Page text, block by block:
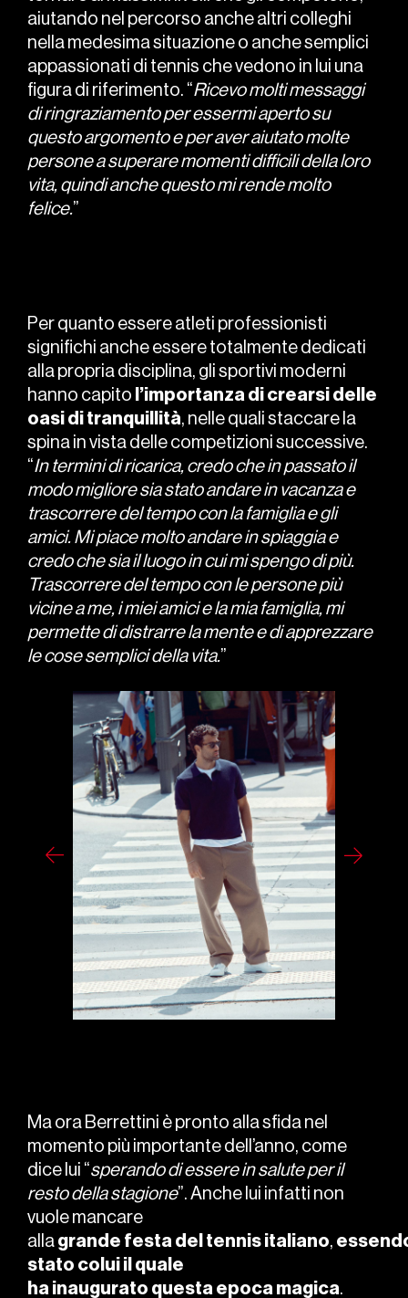
aiutando nel percorso anche altri colleghi
nella medesima situazione o anche semplici
appassionati di tennis che vedono in lui una
figura di riferimento. “Ricevo molti messaggi
di ringraziamento per essermi aperto su
questo argomento e per aver aiutato molte
persone a superare momenti difficili della loro
vita, quindi anche questo mi rende molto
felice.”
Per quanto essere atleti professionisti
significhi anche essere totalmente dedicati
alla propria disciplina, gli sportivi moderni
hanno capito l’importanza di crearsi delle
oasi di tranquillità, nelle quali staccare la
spina in vista delle competizioni successive.
“In termini di ricarica, credo che in passato il
modo migliore sia stato andare in vacanza e
trascorrere del tempo con la famiglia e gli
amici. Mi piace molto andare in spiaggia e
credo che sia il luogo in cui mi spengo di più.
Trascorrere del tempo con le persone più
vicine a me, i miei amici e la mia famiglia, mi
permette di distrarre la mente e di apprezzare
le cose semplici della vita.”
Ma ora Berrettini è pronto alla sfida nel
momento più importante dell’anno, come
dice lui “sperando di essere in salute per il
resto della stagione”. Anche lui infatti non
vuole mancare
alla grande festa del tennis italiano,
stato colui il quale
ha inaugurato questa epoca magica.